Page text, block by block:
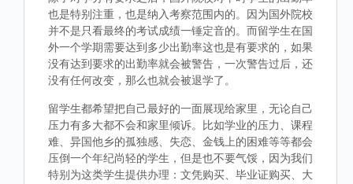
也是特别注重，也是纳入考察范围内的。因为国外院校
并不是只看最终的考试成绩一锤定音的。而留学生在国
外一个学期需要达到多少出勤率这也是有要求的，如果
没有达到要求的出勤率就会被警告，一次警告过后，还
没有任何改变，那么也就会被退学了。
留学生都希望把自己最好的一面展现给家里，无论自己
压力有多大都不会和家里倾诉。比如学业的压力、课程
难、异国他乡的孤独感、失恋、金钱上的困难等等都会
压倒一个年纪尚轻的学生，但是也不要气馁，因为我们
特别为这类学生提供办理：文凭购买、毕业证购买、大